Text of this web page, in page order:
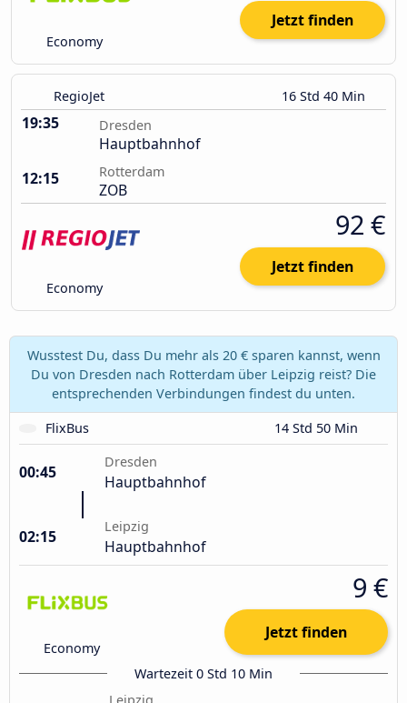
Economy
Jetzt finden
RegioJet 16 Std 40 Min
19:35 Dresden
Hauptbahnhof
12:15
Rotterdam
ZOB
Economy
92 €
Jetzt finden
Wusstest Du, dass Du mehr als 20 € sparen kannst, wenn
Du von Dresden nach Rotterdam über Leipzig reist? Die
entsprechenden Verbindungen findest du unten.
FlixBus
14 Std 50 Min
00:45
Dresden
Hauptbahnhof
02:15
Leipzig
Hauptbahnhof
Economy
9 €
Jetzt finden
Wartezeit 0 Std 10 Min
Leipzig